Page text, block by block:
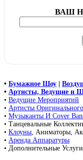
ВАШ
• Бумажное Шоу
• Артисты, Ведущие и
• Ведущие Мероприятий
• Артисты
• Музыканты И Cover
• Танцевальные
• Клоуны, Аниматоры,
• Аренда Аппаратуры
• Дополнительные Услуги